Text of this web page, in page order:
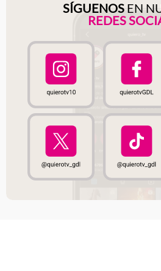
SÍGUENOSEN
REDES